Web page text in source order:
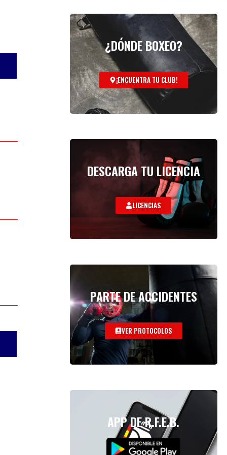
¿DÓNDE BOXEO?
¡ENCUENTRA TU CLUB!
DESCARGA TU LICENCIA
LICENCIAS
PARTE DE ACCIDENTES
VER PROTOCOLOS
APP DE R.F.E.B.